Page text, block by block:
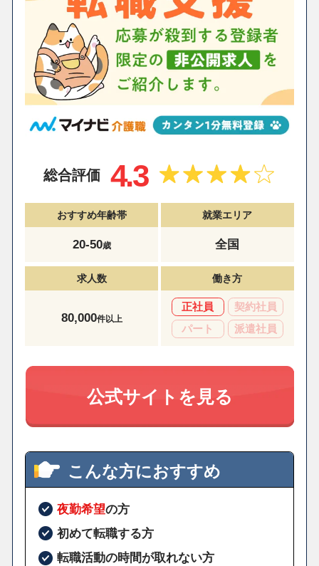
総合評価 4.3
おすすめ年齢帯
20-50歳
就業エリア
全国
求人数
80,000件以上
働き方
正社員
契約社員
パート
派遣社員
公式サイトを見る
こんな方におすすめ
夜勤希望の方
初めて転職する方
転職活動の時間が取れない方